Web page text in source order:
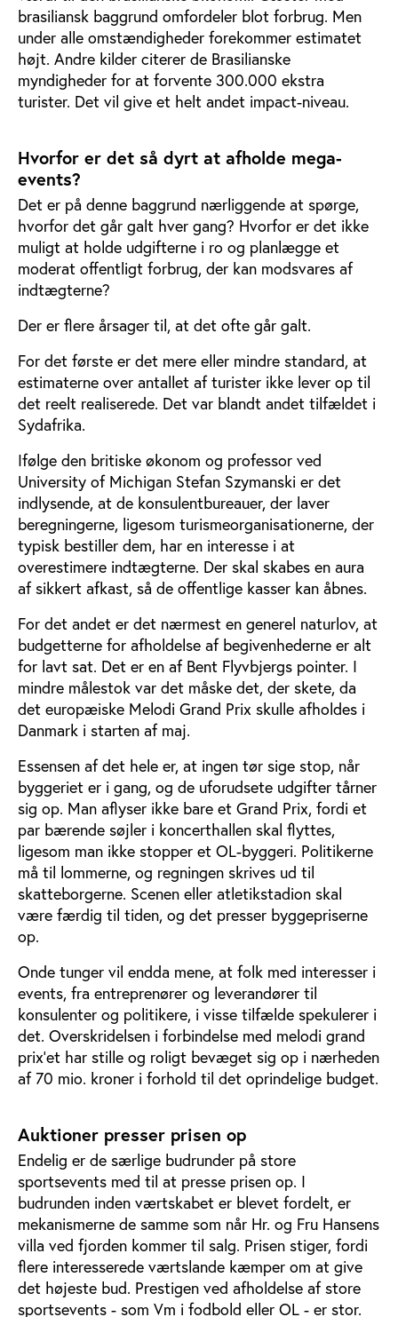
brasiliansk baggrund omfordeler blot forbrug. Men
under alle omstændigheder forekommer estimatet
højt. Andre kilder citerer de Brasilianske
myndigheder for at forvente 300.000 ekstra
turister. Det vil give et helt andet impact-niveau.
Hvorfor er det så dyrt at afholde mega-
events?
Det er på denne baggrund nærliggende at spørge,
hvorfor det går galt hver gang? Hvorfor er det ikke
muligt at holde udgifterne i ro og planlægge et
moderat offentligt forbrug, der kan modsvares af
indtægterne?
Der er flere årsager til, at det ofte går galt.
For det første er det mere eller mindre standard, at
estimaterne over antallet af turister ikke lever op til
det reelt realiserede. Det var blandt andet tilfældet i
Sydafrika.
Ifølge den britiske økonom og professor ved
University of Michigan Stefan Szymanski er det
indlysende, at de konsulentbureauer, der laver
beregningerne, ligesom turismeorganisationerne, der
typisk bestiller dem, har en interesse i at
overestimere indtægterne. Der skal skabes en aura
af sikkert afkast, så de offentlige kasser kan åbnes.
For det andet er det nærmest en generel naturlov, at
budgetterne for afholdelse af begivenhederne er alt
for lavt sat. Det er en af Bent Flyvbjergs pointer. I
mindre målestok var det måske det, der skete, da
det europæiske Melodi Grand Prix skulle afholdes i
Danmark i starten af maj.
Essensen af det hele er, at ingen tør sige stop, når
byggeriet er i gang, og de uforudsete udgifter tårner
sig op. Man aflyser ikke bare et Grand Prix, fordi et
par bærende søjler i koncerthallen skal flyttes,
ligesom man ikke stopper et OL-byggeri. Politikerne
må til lommerne, og regningen skrives ud til
skatteborgerne. Scenen eller atletikstadion skal
være færdig til tiden, og det presser byggepriserne
op.
Onde tunger vil endda mene, at folk med interesser i
events, fra entreprenører og leverandører til
konsulenter og politikere, i visse tilfælde spekulerer i
det. Overskridelsen i forbindelse med melodi grand
prix’et har stille og roligt bevæget sig op i nærheden
af 70 mio. kroner i forhold til det oprindelige budget.
Auktioner presser prisen op
Endelig er de særlige budrunder på store
sportsevents med til at presse prisen op. I
budrunden inden værtskabet er blevet fordelt, er
mekanismerne de samme som når Hr. og Fru Hansens
villa ved fjorden kommer til salg. Prisen stiger, fordi
flere interesserede værtslande kæmper om at give
det højeste bud. Prestigen ved afholdelse af store
sportsevents - som Vm i fodbold eller OL - er stor.